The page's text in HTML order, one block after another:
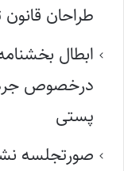
طراحان
ابطال
درخصوص
پستی
صورتجلسه